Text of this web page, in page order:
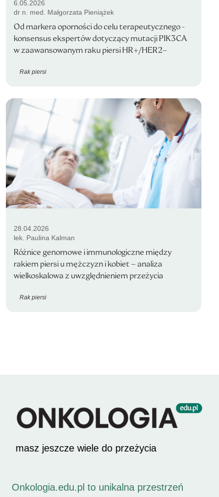
6.05.2026
dr n. med. Małgorzata Pieniążek
Od markera oporności do celu terapeutycznego -
konsensus ekspertów dotyczący mutacji PIK3CA
w zaawansowanym raku piersi HR+/HER2−
Rak piersi
28.04.2026
lek. Paulina Kalman
Różnice genomowe i immunologiczne między
rakiem piersi u mężczyzn i kobiet – analiza
wielkoskalowa z uwzględnieniem przeżycia
Rak piersi
masz jeszcze wiele do przeżycia
Onkologia.edu.pl to unikalna przestrzeń